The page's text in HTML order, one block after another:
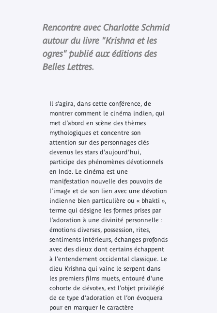
Rencontre avec Charlotte Schmid
autour du livre "Krishna et les
ogres" publié aux éditions des
Belles Lettres.
Il s’agira, dans cette conférence, de
montrer comment le cinéma indien, qui
met d’abord en scène des thèmes
mythologiques et concentre son
attention sur des personnages clés
devenus les stars d’aujourd’hui,
participe des phénomènes dévotionnels
en Inde. Le cinéma est une
manifestation nouvelle des pouvoirs de
l’image et de son lien avec une dévotion
indienne bien particulière ou « bhakti »,
terme qui désigne les formes prises par
l’adoration à une divinité personnelle :
émotions diverses, possession, rites,
sentiments intérieurs, échanges profonds
avec des dieux dont certains échappent
à l’entendement occidental classique. Le
dieu Krishna qui vainc le serpent dans
les premiers films muets, entouré d’une
cohorte de dévotes, est l’objet privilégié
de ce type d’adoration et l’on évoquera
pour en marquer le caractère